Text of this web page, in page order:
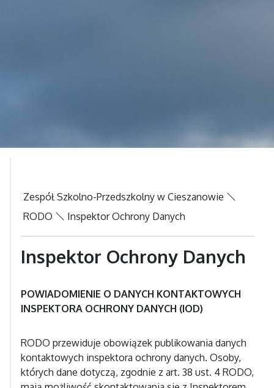
Zespół Szkolno-Przedszkolny w Cieszanowie
RODO
Inspektor Ochrony Danych
Inspektor Ochrony Danych
POWIADOMIENIE O DANYCH KONTAKTOWYCH
INSPEKTORA OCHRONY DANYCH (IOD)
RODO przewiduje obowiązek publikowania danych
kontaktowych inspektora ochrony danych. Osoby,
których dane dotyczą, zgodnie z art. 38 ust. 4 RODO,